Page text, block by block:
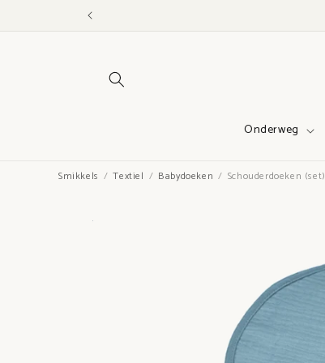
content
Onderweg
Smikkels Textiel Babydoeken Schouderdoeken (set)